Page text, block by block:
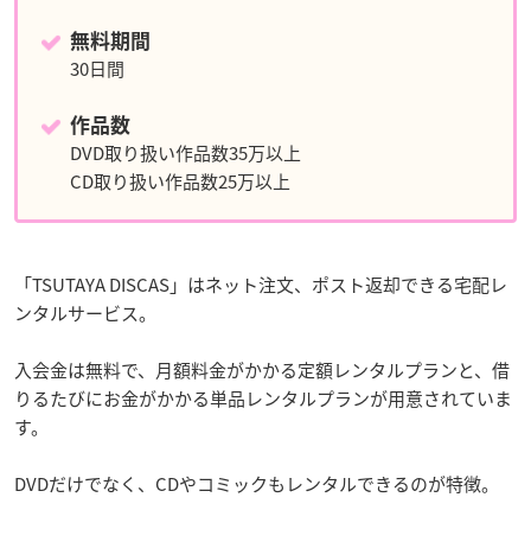
無料期間
30日間
作品数
DVD取り扱い作品数35万以上
CD取り扱い作品数25万以上
「TSUTAYA DISCAS」はネット注文、ポスト返却できる宅配レ
ンタルサービス。
入会金は無料で、月額料金がかかる定額レンタルプランと、借
りるたびにお金がかかる単品レンタルプランが用意されていま
す。
DVDだけでなく、CDやコミックもレンタルできるのが特徴。